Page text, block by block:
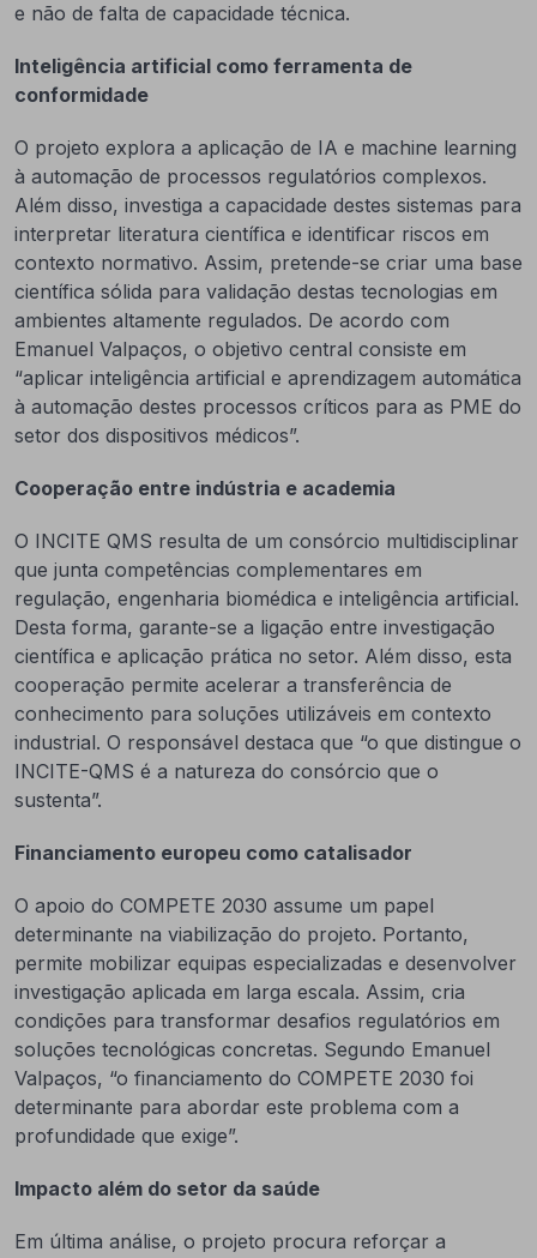
e não de falta de capacidade técnica.
Inteligência artificial como ferramenta de
conformidade
O projeto explora a aplicação de IA e machine learning
à automação de processos regulatórios complexos.
Além disso, investiga a capacidade destes sistemas para
interpretar literatura científica e identificar riscos em
contexto normativo. Assim, pretende-se criar uma base
científica sólida para validação destas tecnologias em
ambientes altamente regulados. De acordo com
Emanuel Valpaços, o objetivo central consiste em
“aplicar inteligência artificial e aprendizagem automática
à automação destes processos críticos para as PME do
setor dos dispositivos médicos”.
Cooperação entre indústria e academia
O INCITE QMS resulta de um consórcio multidisciplinar
que junta competências complementares em
regulação, engenharia biomédica e inteligência artificial.
Desta forma, garante-se a ligação entre investigação
científica e aplicação prática no setor. Além disso, esta
cooperação permite acelerar a transferência de
conhecimento para soluções utilizáveis em contexto
industrial. O responsável destaca que “o que distingue o
INCITE-QMS é a natureza do consórcio que o
sustenta”.
Financiamento europeu como catalisador
O apoio do COMPETE 2030 assume um papel
determinante na viabilização do projeto. Portanto,
permite mobilizar equipas especializadas e desenvolver
investigação aplicada em larga escala. Assim, cria
condições para transformar desafios regulatórios em
soluções tecnológicas concretas. Segundo Emanuel
Valpaços, “o financiamento do COMPETE 2030 foi
determinante para abordar este problema com a
profundidade que exige”.
Impacto além do setor da saúde
Em última análise, o projeto procura reforçar a